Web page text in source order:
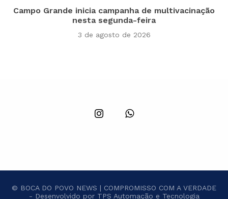
Campo Grande inicia campanha de multivacinação
nesta segunda-feira
3 de agosto de 2026
© BOCA DO POVO NEWS | COMPROMISSO COM A VERDADE
- Desenvolvido por TPS Automação e Tecnologia